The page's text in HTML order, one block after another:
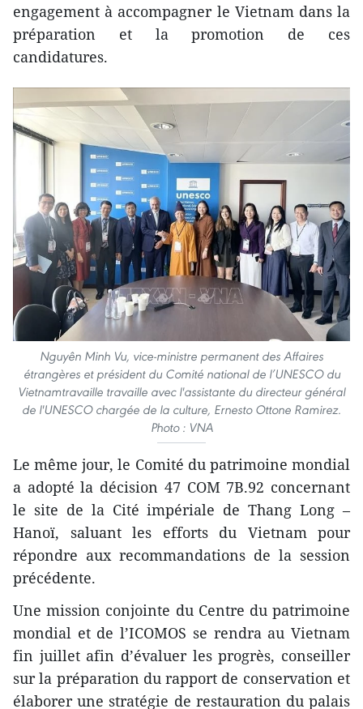
engagement à accompagner le Vietnam dans la
préparation et la promotion de ces
candidatures.
Nguyên Minh Vu, vice-ministre permanent des Affaires
étrangères et président du Comité national de l’UNESCO du
Vietnamtravaille travaille avec l'assistante du directeur général
de l'UNESCO chargée de la culture, Ernesto Ottone Ramirez.
Photo : VNA
Le même jour, le Comité du patrimoine mondial
a adopté la décision 47 COM 7B.92 concernant
le site de la Cité impériale de Thang Long –
Hanoï, saluant les efforts du Vietnam pour
répondre aux recommandations de la session
précédente.
Une mission conjointe du Centre du patrimoine
mondial et de l’ICOMOS se rendra au Vietnam
fin juillet afin d’évaluer les progrès, conseiller
sur la préparation du rapport de conservation et
élaborer une stratégie de restauration du palais